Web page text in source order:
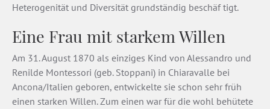
Heterogenität und Diversität grundständig beschäf­ tigt.
Eine Frau mit starkem Willen
Am 31. August 1870 als einziges Kind von Alessandro und
Renilde Montessori (geb. Stoppani) in Chiaravalle bei
Ancona/Italien geboren, entwickelte sie schon sehr früh
einen starken Willen. Zum einen war für die wohl behütete